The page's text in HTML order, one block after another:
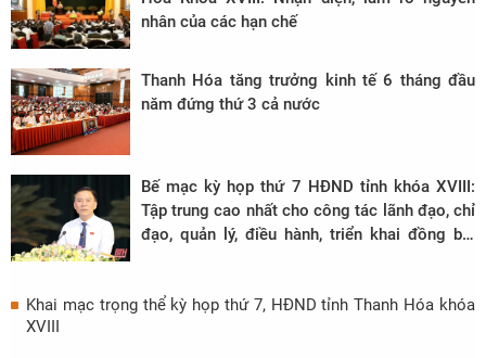
nhân của các hạn chế
Thanh Hóa tăng trưởng kinh tế 6 tháng đầu
năm đứng thứ 3 cả nước
Bế mạc kỳ họp thứ 7 HĐND tỉnh khóa XVIII:
Tập trung cao nhất cho công tác lãnh đạo, chỉ
đạo, quản lý, điều hành, triển khai đồng bộ,
Khai mạc trọng thể kỳ họp thứ 7, HĐND tỉnh Thanh Hóa khóa
XVIII